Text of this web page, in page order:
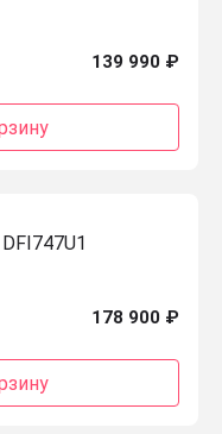
139 990 ₽
178 900 ₽